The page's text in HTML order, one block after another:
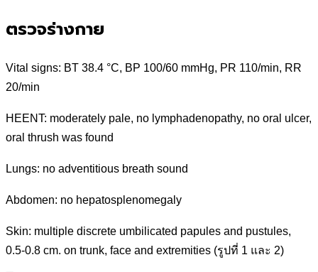
ตรวจร่างกาย
Vital signs: BT 38.4 °C, BP 100/60 mmHg, PR 110/min, RR
20/min
HEENT: moderately pale, no lymphadenopathy, no oral ulcer,
oral thrush was found
Lungs: no adventitious breath sound
Abdomen: no hepatosplenomegaly
Skin: multiple discrete umbilicated papules and pustules,
0.5-0.8 cm. on trunk, face and extremities (รูปที่ 1 และ 2)